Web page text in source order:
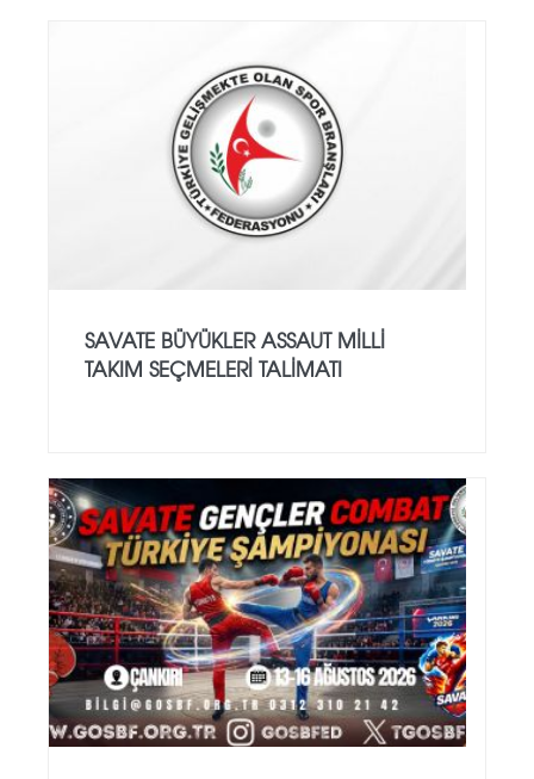
SAVATE BÜYÜKLER ASSAUT MİLLİ
TAKIM SEÇMELERİ TALİMATI